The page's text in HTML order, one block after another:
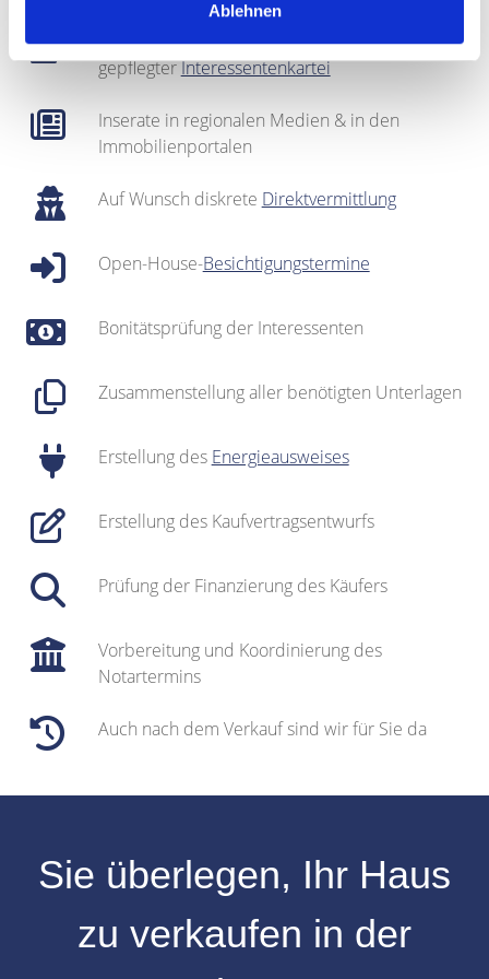
Ablehnen
Regionales Netzwerk inklusive sehr gut
gepflegterInteressentenkartei
Inserate in regionalen Medien & in den
Immobilienportalen
Auf Wunsch diskrete Direktvermittlung
Open-House-Besichtigungstermine
Bonitätsprüfung der Interessenten
Zusammenstellung aller benötigten Unterlagen
Erstellung des Energieausweises
Erstellung des Kaufvertragsentwurfs
Prüfung der Finanzierung des Käufers
Vorbereitung und Koordinierung des
Notartermins
Auch nach dem Verkauf sind wir für Sie da
Sie überlegen, Ihr Haus
zu verkaufen in der